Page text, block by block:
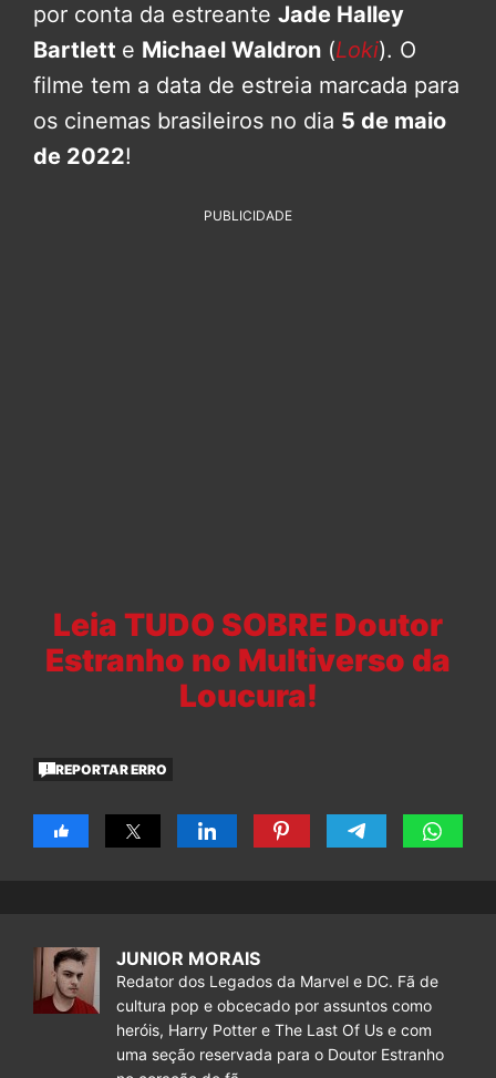
por conta da estreante Jade Halley
Bartlett e Michael Waldron (Loki). O
filme tem a data de estreia marcada para
os cinemas brasileiros no dia 5 de maio
de 2022!
PUBLICIDADE
Leia TUDO SOBRE Doutor
Estranho no Multiverso da
Loucura!
REPORTAR ERRO
JUNIOR MORAIS
Redator dos Legados da Marvel e DC. Fã de
cultura pop e obcecado por assuntos como
heróis, Harry Potter e The Last Of Us e com
uma seção reservada para o Doutor Estranho